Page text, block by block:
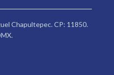
Chapultepec. CP: 11850.